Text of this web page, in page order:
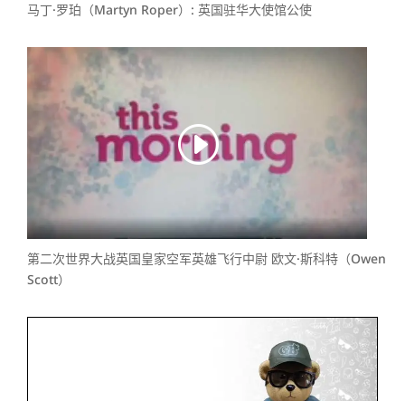
马丁·罗珀（Martyn Roper）: 英国驻华大使馆公使
第二次世界大战英国皇家空军英雄飞行中尉 欧文·斯科特（Owen
Scott）